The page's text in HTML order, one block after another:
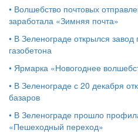
• Волшебство почтовых
заработала «Зимняя почта»
• В Зеленограде открылся завод
газобетона
• Ярмарка «Новогоднее
• В Зеленограде с 20 декабря
базаров
• В Зеленограде прошло
«Пешеходный переход»